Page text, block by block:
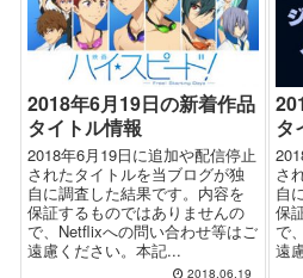
2018年6月19日の新着作品
タイトル情報
2018年6月19日に追加や配信停止
されたタイトルを当ブログが独
自に調査した結果です。内容を
保証するものではありませんの
で、Netflixへの問い合わせ等はご
遠慮ください。本記...
2018.06.19
タ
さ
自
保
で
遠